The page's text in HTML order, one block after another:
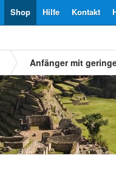
Kontakt
Hilfe
Shop
Anfänger mit